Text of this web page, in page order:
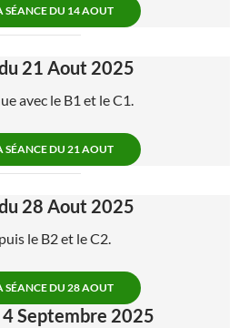
SÉANCE DU 14 AOUT
21 Aout 2025
avec le B1 et le C1.
SÉANCE DU 21 AOUT
28 Aout 2025
le B2 et le C2.
SÉANCE DU 28 AOUT
4 Septembre 2025